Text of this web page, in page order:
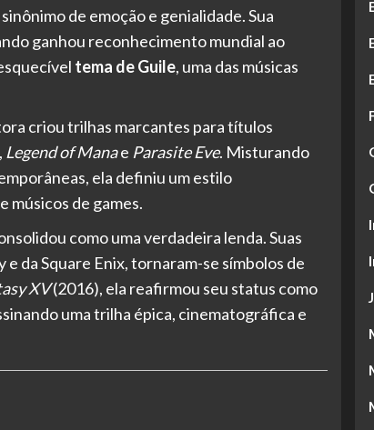
sinônimo de emoção e genialidade. Sua
ganhou reconhecimento mundial ao
tema de Guile, uma das músicas
criou trilhas marcantes para títulos
Legend of Manae Parasite Eve. Misturando
ela definiu um estilo
de games.
como uma verdadeira lenda. Suas
da Square Enix, tornaram-se símbolos de
XV(2016), ela reafirmou seu status como
uma trilha épica, cinematográfica e